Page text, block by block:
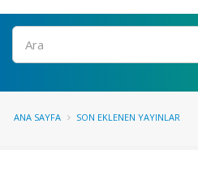
Ara
ANA SAYFA SON EKLENEN YAYINLAR